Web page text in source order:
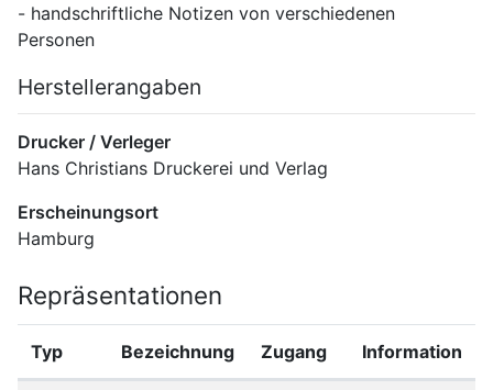
- handschriftliche Notizen von verschiedenen
Personen
Herstellerangaben
Drucker / Verleger
Hans Christians Druckerei und Verlag
Erscheinungsort
Hamburg
Repräsentationen
Typ Bezeichnung Zugang Information